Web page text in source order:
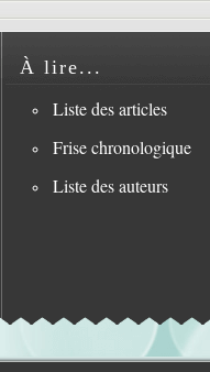
À lire...
Liste des articles
Frise chronologique
Liste des auteurs